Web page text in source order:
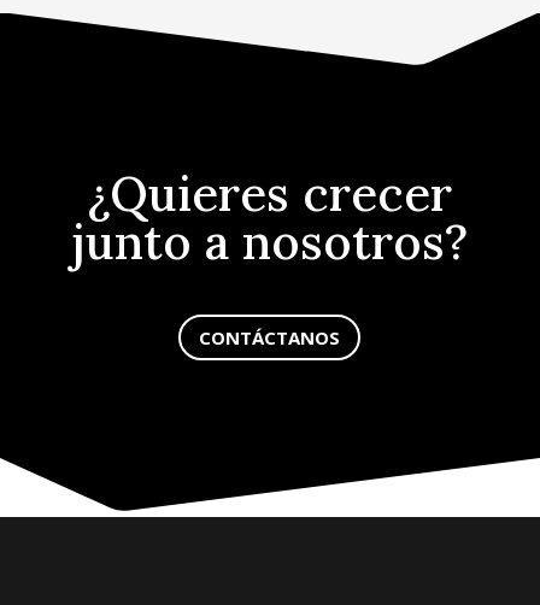
¿Quieres crecer
junto a nosotros?
CONTÁCTANOS